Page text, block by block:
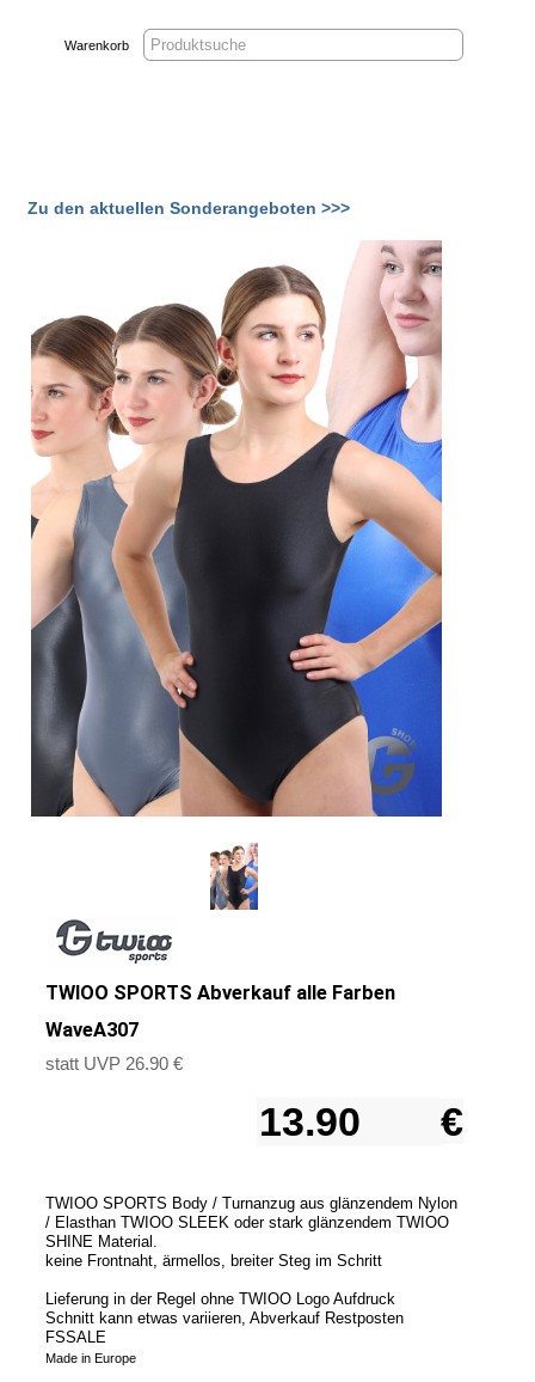
Warenkorb
Zu den aktuellen Sonderangeboten >>>
TWIOO SPORTS Abverkauf alle Farben
WaveA307
statt UVP 26.90 €
€
TWIOO SPORTS Body / Turnanzug aus glänzendem Nylon
/ Elasthan TWIOO SLEEK oder stark glänzendem TWIOO
SHINE Material.
keine Frontnaht, ärmellos, breiter Steg im Schritt
Lieferung in der Regel ohne TWIOO Logo Aufdruck
Schnitt kann etwas variieren, Abverkauf Restposten
FSSALE
Made in Europe